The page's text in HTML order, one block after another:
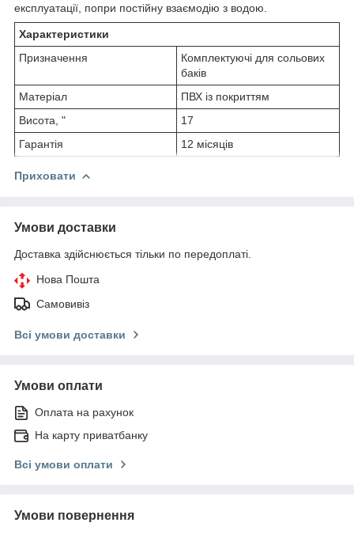
експлуатації, попри постійну взаємодію з водою.
Характеристики
Призначення
Комплектуючі для сольових
баків
Матеріал
ПВХ із покриттям
Висота, "
17
Гарантія
12 місяців
Приховати
Умови доставки
Доставка здійснюється тільки по передоплаті.
Нова Пошта
Самовивіз
Всі умови доставки
Умови оплати
Оплата на рахунок
На карту приватбанку
Всі умови оплати
Умови повернення